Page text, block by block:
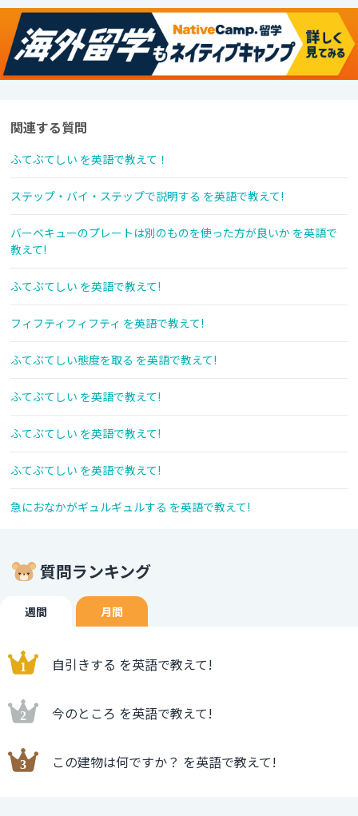
関連する質問
ふてぶてしい を英語で教えて！
ステップ・バイ・ステップで説明する を英語で教えて!
バーベキューのプレートは別のものを使った方が良いか を英語で
教えて!
ふてぶてしい を英語で教えて!
フィフティフィフティ を英語で教えて!
ふてぶてしい態度を取る を英語で教えて!
ふてぶてしい を英語で教えて!
ふてぶてしい を英語で教えて!
ふてぶてしい を英語で教えて!
急におなかがギュルギュルする を英語で教えて!
質問ランキング
週間 月間
自引きする を英語で教えて!
今のところ を英語で教えて!
この建物は何ですか？ を英語で教えて!